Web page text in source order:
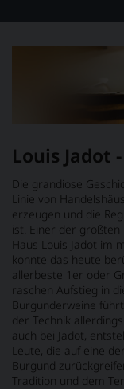
Louis Jadot
Die grandiose
Linie von
erzeugen und die
ist. Einer der
Haus Louis Jadot im
konnte das heute
allerbeste 1er oder
raschen Aufstieg in
Burgunderweine
der Technik
auch bei Jadot,
Leute, die auf eine
Burgund
Tradition und dem